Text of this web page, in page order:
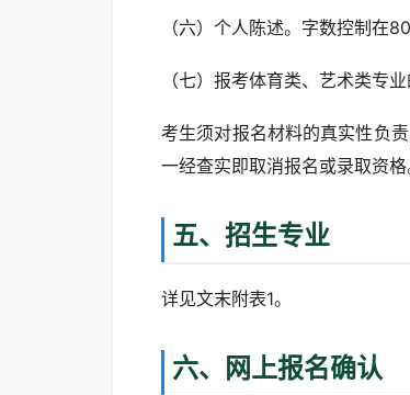
（六）个人陈述。字数控制在
（七）报考体育类、艺术类专
考生须对报名材料的真实性负
一经查实即取消报名或录取资格
五、招生专业
详见文末附表1。
六、网上报名确认